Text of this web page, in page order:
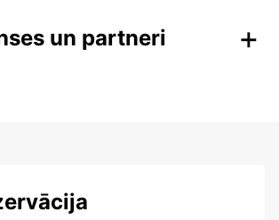
un partneri